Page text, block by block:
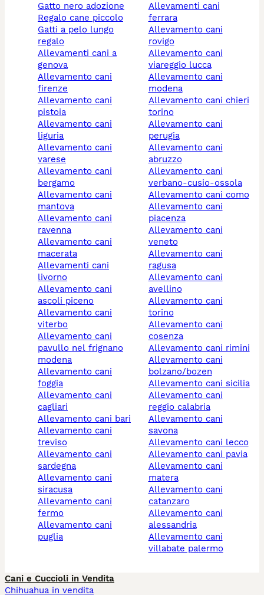
gatto nero adozione
regalo cane piccolo
gatti a pelo lungo
regalo
allevamenti cani a
genova
allevamento cani
firenze
allevamento cani
pistoia
allevamento cani
liguria
allevamento cani
varese
allevamento cani
bergamo
allevamento cani
mantova
allevamento cani
ravenna
allevamento cani
macerata
allevamenti cani
livorno
allevamento cani
ascoli piceno
allevamento cani
viterbo
allevamento cani
pavullo nel frignano
modena
allevamento cani
foggia
allevamento cani
cagliari
allevamento cani bari
allevamento cani
treviso
allevamento cani
sardegna
allevamento cani
siracusa
allevamento cani
fermo
allevamento cani
puglia
allevamenti cani
ferrara
allevamento cani
rovigo
allevamento cani
viareggio lucca
allevamento cani
modena
allevamento cani chieri
torino
allevamento cani
perugia
allevamento cani
abruzzo
allevamento cani
verbano-cusio-ossola
allevamento cani como
allevamento cani
piacenza
allevamento cani
veneto
allevamento cani
ragusa
allevamento cani
avellino
allevamento cani
torino
allevamento cani
cosenza
allevamento cani rimini
allevamento cani
bolzano/bozen
allevamento cani sicilia
allevamento cani
reggio calabria
allevamento cani
savona
allevamento cani lecco
allevamento cani pavia
allevamento cani
matera
allevamento cani
catanzaro
allevamento cani
alessandria
allevamento cani
villabate palermo
Cani e Cuccioli in Vendita
Chihuahua in vendita